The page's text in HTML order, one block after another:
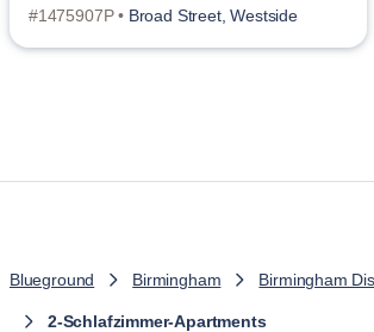
#1475907P • Broad Street, Westside
Blueground Birmingham Birmingham
2-Schlafzimmer-Apartments